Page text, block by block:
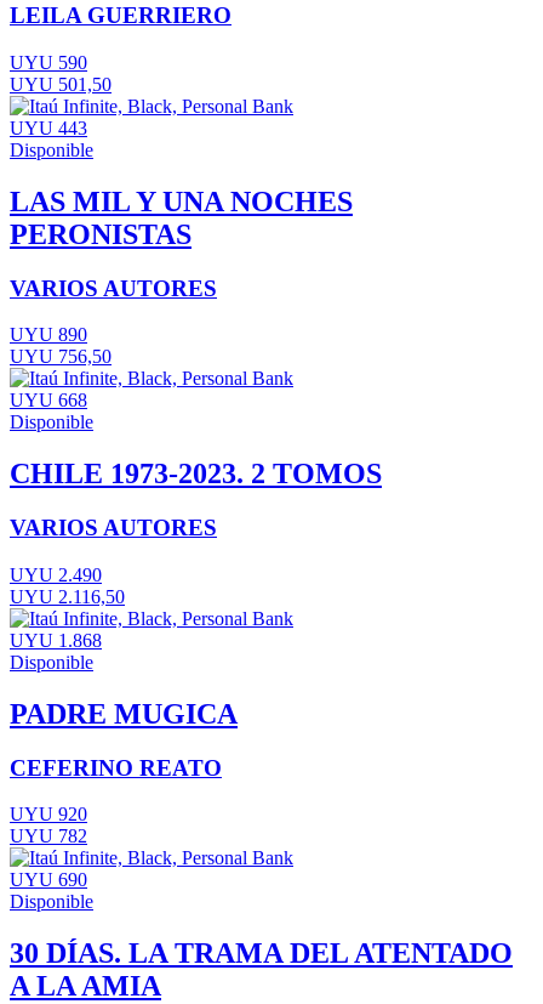
LEILA GUERRIERO
UYU 590
UYU 501,50
UYU 443
Disponible
LAS MIL Y UNA NOCHES
PERONISTAS
VARIOS AUTORES
UYU 890
UYU 756,50
UYU 668
Disponible
CHILE 1973-2023. 2 TOMOS
VARIOS AUTORES
UYU 2.490
UYU 2.116,50
UYU 1.868
Disponible
PADRE MUGICA
CEFERINO REATO
UYU 920
UYU 782
UYU 690
Disponible
30 DÍAS. LA TRAMA DEL ATENTADO
A LA AMIA